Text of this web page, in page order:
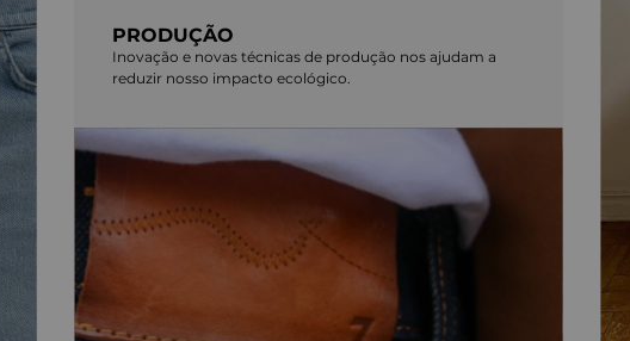
PRODUÇÃO
Inovação e novas técnicas de produção nos ajudam a
reduzir nosso impacto ecológico.